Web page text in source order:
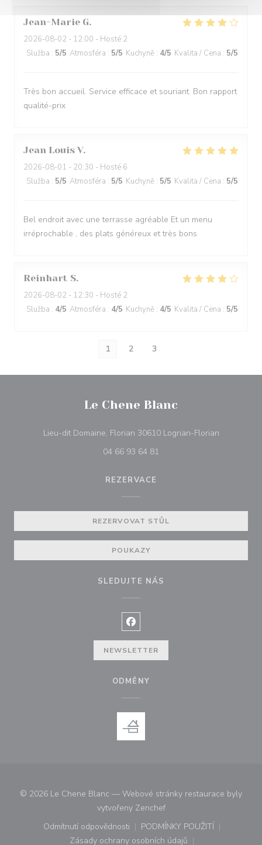
Jean-Marie G
2026-08-02 - 12:00 - Hosté 2
Služba : 5/5 Atmosféra : 5/5 Kuchyně : 4/5 Kvalita / Cena : 5/5
Très bon accueil. Service efficace et souriant. Bon rapport
qualité-prix
Jean Louis V
2026-08-01 - 20:30 - Hosté 6
Služba : 5/5 Atmosféra : 5/5 Kuchyně : 5/5 Kvalita / Cena : 5/5
Bel endroit avec une terrasse agréable Et un menu
irréprochable , des plats généreux et très bons
Reinhart S
2026-08-02 - 12:30 - Hosté 2
Služba : 4/5 Atmosféra : 4/5 Kuchyně : 4/5 Kvalita / Cena : 5/5
1 2 3
Le Chene Blanc
Lieu-dit Domaine, Florian 30610 Logrian-Florian((otevře se
04 66 93 64 81
REZERVACE
REZERVOVAT STŮL
POUKAZY
SLEDUJTE NÁS
Facebook ((otevře se v novém
NEWSLETTER
ODMĚNY
© 2026 Le Chene Blanc — Webové stránky restaurace byly
vytvořeny Zenchef((otevře se v novém okně))
Odmítnutí odpovědnosti
((otevře se v novém okně))
PODMÍNKY POUŽITÍ
((otevře se v novém
Zásady ochrany osobních údajů